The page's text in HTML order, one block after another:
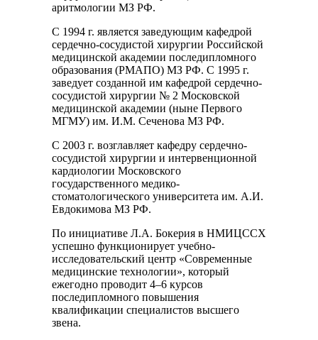
аритмологии МЗ РФ.
С 1994 г. является заведующим кафедрой
сердечно-сосудистой хирургии Российской
медицинской академии последипломного
образования (РМАПО) МЗ РФ. С 1995 г.
заведует созданной им кафедрой сердечно-
сосудистой хирургии № 2 Московской
медицинской академии (ныне Первого
МГМУ) им. И.М. Сеченова МЗ РФ.
С 2003 г. возглавляет кафедру сердечно-
сосудистой хирургии и интервенционной
кардиологии Московского
государственного медико-
стоматологического университета им. А.И.
Евдокимова МЗ РФ.
По инициативе Л.А. Бокерия в НМИЦССХ
успешно функционирует учебно-
исследовательский центр «Современные
медицинские технологии», который
ежегодно проводит 4–6 курсов
последипломного повышения
квалификации специалистов высшего
звена.